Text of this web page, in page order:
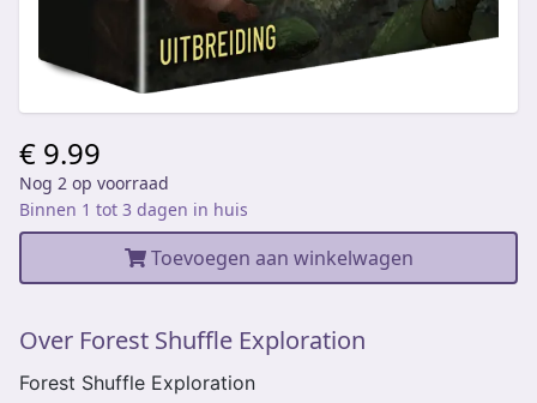
€ 9.99
Nog 2 op voorraad
Binnen 1 tot 3 dagen in huis
Toevoegen aan winkelwagen
Over Forest Shuffle Exploration
Forest Shuffle Exploration